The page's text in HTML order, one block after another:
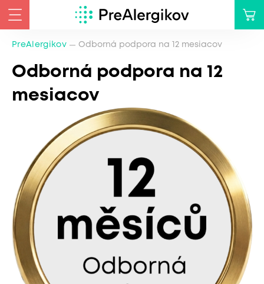
PreAlergikov Odborná podpora na 12 mesiacov
Odborná podpora na 12
mesiacov